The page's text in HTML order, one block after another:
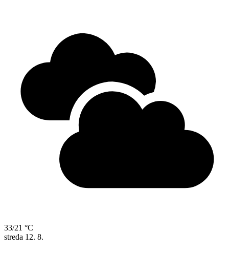
33/21 °C
streda 12. 8.